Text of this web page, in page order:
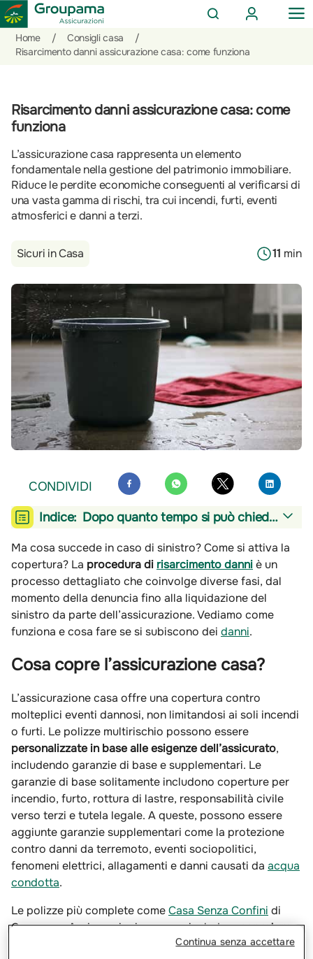
Salta
sezione
Privati
alle
CERCA
AREA
CLIENTI
Home
/ Consigli casa
/
Risarcimento danni assicurazione casa: come funziona
Risarcimento danni assicurazione casa: come
funziona
L’assicurazione casa rappresenta un elemento
fondamentale nella gestione del patrimonio immobiliare.
Riduce le perdite economiche conseguenti al verificarsi di
una vasta gamma di rischi, tra cui incendi, furti, eventi
atmosferici e danni a terzi.
Sicuri in Casa 11 min
CONDIVIDI
Indice:
Dopo quanto tempo si può chiedere un risarcimento danni
Ma cosa succede in caso di sinistro? Come si attiva la
copertura? La procedura di risarcimento danniè un
processo dettagliato che coinvolge diverse fasi, dal
momento della denuncia fino alla liquidazione del
sinistro da parte dell’assicurazione. Vediamo come
funziona e cosa fare se si subiscono dei danni.
Cosa copre l’assicurazione casa?
L’assicurazione casa offre una copertura contro
molteplici eventi dannosi, non limitandosi ai soli incendi
o furti. Le polizze multirischio possono essere
personalizzate in base alle esigenze dell’assicurato,
includendo garanzie di base e supplementari. Le
garanzie di base solitamente includono coperture per
incendio, furto, rottura di lastre, responsabilità civile
verso terzi e tutela legale. A queste, possono essere
aggiunte garanzie supplementari come la protezione
contro danni da terremoto, eventi sociopolitici,
fenomeni elettrici, allagamenti e danni causati da acqua
condotta.
Le polizze più complete comeCasa Senza Confini di
Groupama Assicurazioni possono includerecoperture
come la tutela degli infortuni dei familiari
Continua senza accettare